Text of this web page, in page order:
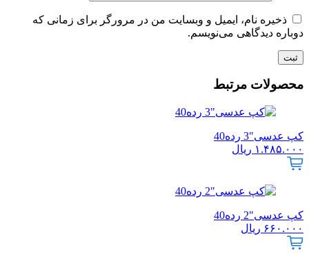
ذخیره نام، ایمیل و وبسایت من در مرورگر برای زمانی که
دوباره دیدگاهی می‌نویسم.
محصولات مرتبط
کپ عدسی"3 رده40
۱.۴۸۵.۰۰۰ ریال
کپ عدسی"2 رده40
۶۶۰.۰۰۰ ریال